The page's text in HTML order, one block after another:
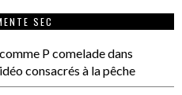
SEC
P comeladedans
consacrés à la pêche